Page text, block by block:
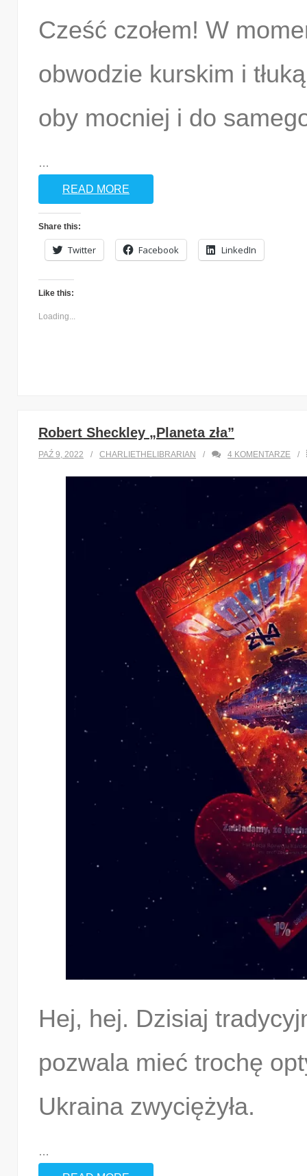
Cześć czołem! W
obwodzie kurskim i
oby mocniej i do
…
READ MORE
Share this:
Twitter Facebook LinkedIn
Like this:
Loading...
Robert Sheckley „Planeta zła”
PAŹ 9, 2022 CHARLIETHELIBRARIAN 4 KOMENTARZE
Hej, hej. Dzisiaj
pozwala mieć trochę
Ukraina zwyciężyła.
…